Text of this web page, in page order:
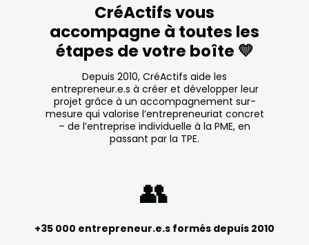
CréActifs vous
accompagne à toutes les
étapes de votre boîte 💛
Depuis 2010, CréActifs aide les
entrepreneur.e.s à créer et développer leur
projet grâce à un accompagnement sur-
mesure qui valorise l’entrepreneuriat concret
– de l’entreprise individuelle à la PME, en
passant par la TPE.
👥️
+35 000 entrepreneur.e.s formés depuis 2010